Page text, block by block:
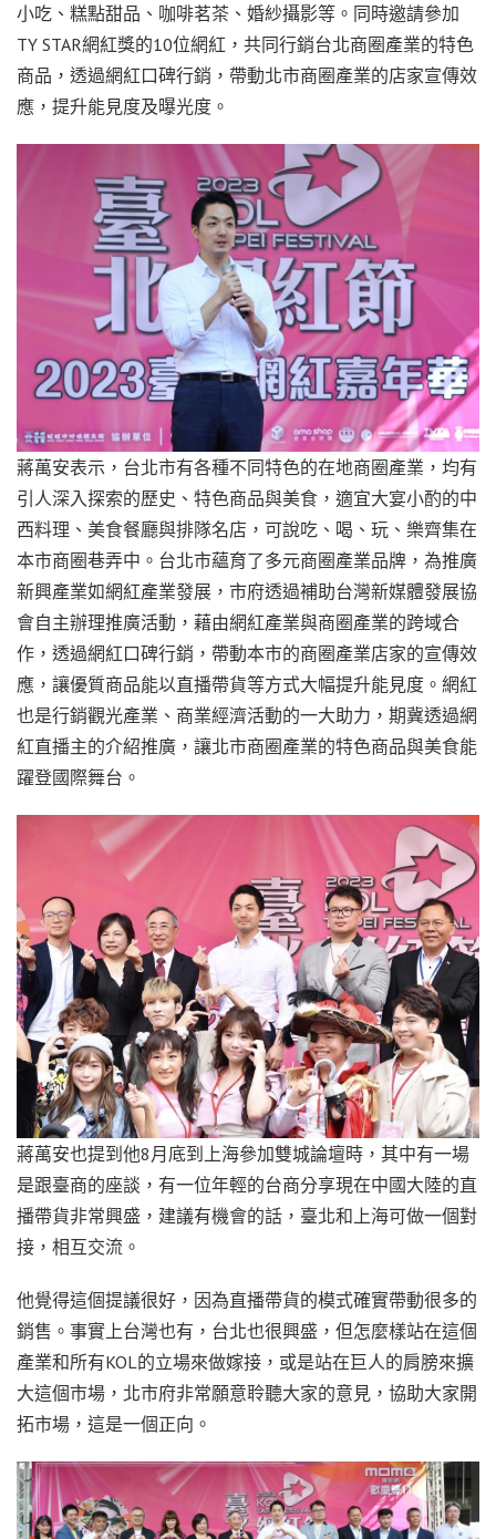
小吃、糕點甜品、咖啡茗茶、婚紗攝影等。同時邀請參加
TY STAR網紅獎的10位網紅，共同行銷台北商圈產業的特色
商品，透過網紅口碑行銷，帶動北市商圈產業的店家宣傳效
應，提升能見度及曝光度。
蔣萬安表示，台北市有各種不同特色的在地商圈產業，均有
引人深入探索的歷史、特色商品與美食，適宜大宴小酌的中
西料理、美食餐廳與排隊名店，可說吃、喝、玩、樂齊集在
本市商圈巷弄中。台北市蘊育了多元商圈產業品牌，為推廣
新興產業如網紅產業發展，市府透過補助台灣新媒體發展協
會自主辦理推廣活動，藉由網紅產業與商圈產業的跨域合
作，透過網紅口碑行銷，帶動本市的商圈產業店家的宣傳效
應，讓優質商品能以直播帶貨等方式大幅提升能見度。網紅
也是行銷觀光產業、商業經濟活動的一大助力，期冀透過網
紅直播主的介紹推廣，讓北市商圈產業的特色商品與美食能
躍登國際舞台。
蔣萬安也提到他8月底到上海參加雙城論壇時，其中有一場
是跟臺商的座談，有一位年輕的台商分享現在中國大陸的直
播帶貨非常興盛，建議有機會的話，臺北和上海可做一個對
接，相互交流。
他覺得這個提議很好，因為直播帶貨的模式確實帶動很多的
銷售。事實上台灣也有，台北也很興盛，但怎麼樣站在這個
產業和所有KOL的立場來做嫁接，或是站在巨人的肩膀來擴
大這個市場，北市府非常願意聆聽大家的意見，協助大家開
拓市場，這是一個正向。